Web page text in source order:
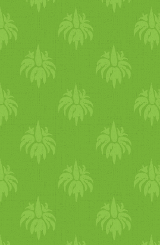
lábasban vizet
spárgáknak, és
tésztának.
felforrt,
megmosott, és
megtisztított
múlva
hideg vízbe
nagyon hasznos
leküldésében.
hatásából
melegítő hatása
lázas betegség
ajánlott
Meghűlésre